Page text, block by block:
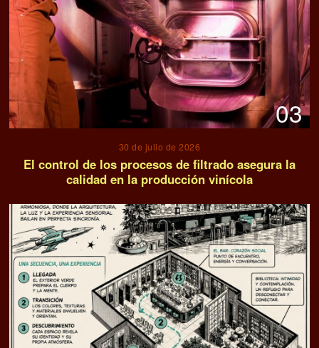
03
30 de julio de 2026
El control de los procesos de filtrado asegura la
calidad en la producción vinícola